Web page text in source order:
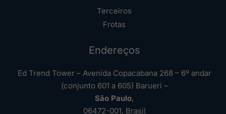
Terceiros
Frotas
Endereços
Ed Trend Tower – Avenida Copacabana 268 – 6º andar
(conjunto 601 a 605) Barueri –
São Paulo,
06472-001, Brasil